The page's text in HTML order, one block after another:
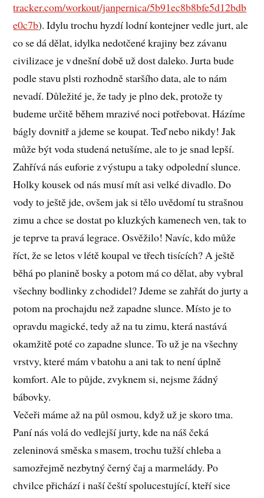
tracker.com/workout/janpernica/5b91ec8b8bfe5d12bdb
e0c7b). Idylu trochu hyzdí lodní kontejner vedle jurt, ale
co se dá dělat, idylka nedotčené krajiny bez závanu
civilizace je v dnešní době už dost daleko. Jurta bude
podle stavu plsti rozhodně staršího data, ale to nám
nevadí. Důležité je, že tady je plno dek, protože ty
budeme určitě během mrazivé noci potřebovat. Házíme
bágly dovnitř a jdeme se koupat. Teď nebo nikdy! Jak
může být voda studená netušíme, ale to je snad lepší.
Zahřívá nás euforie z výstupu a taky odpolední slunce.
Holky kousek od nás musí mít asi velké divadlo. Do
vody to ještě jde, ovšem jak si tělo uvědomí tu strašnou
zimu a chce se dostat po kluzkých kamenech ven, tak to
je teprve ta pravá legrace. Osvěžilo! Navíc, kdo může
říct, že se letos v létě koupal ve třech tisících? A ještě
běhá po planině bosky a potom má co dělat, aby vybral
všechny bodlinky z chodidel? Jdeme se zahřát do jurty a
potom na prochajdu než zapadne slunce. Místo je to
opravdu magické, tedy až na tu zimu, která nastává
okamžitě poté co zapadne slunce. To už je na všechny
vrstvy, které mám v batohu a ani tak to není úplně
komfort. Ale to půjde, zvyknem si, nejsme žádný
bábovky.
Večeři máme až na půl osmou, když už je skoro tma.
Paní nás volá do vedlejší jurty, kde na náš čeká
zeleninová směska s masem, trochu tužší chleba a
samozřejmě nezbytný černý čaj a marmelády. Po
chvilce přichází i naší čeští spolucestující, kteří sice